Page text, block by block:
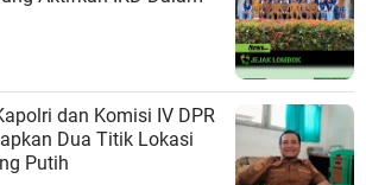
dan Komisi IV DPR
Dua Titik Lokasi
Putih